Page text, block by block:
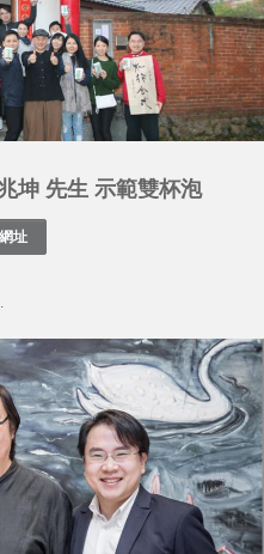
坤 先生 示範雙杯泡